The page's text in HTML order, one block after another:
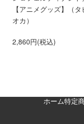
【アニメグッズ】（タ
オカ）
2,860円(税込)
ホーム特定